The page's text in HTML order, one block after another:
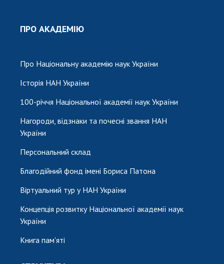
ПРО АКАДЕМІЮ
Про Національну академію наук України
Історія НАН України
100-річчя Національної академії наук України
Нагороди, відзнаки та почесні звання НАН
України
Персональний склад
Благодійний фонд імені Бориса Патона
Віртуальний тур у НАН України
Концепція розвитку Національної академії наук
України
Книга пам'яті